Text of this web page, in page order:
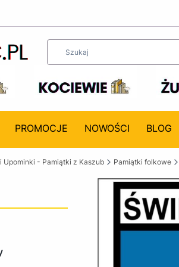
PROMOCJE NOWOŚCI BLOG
Upominki - Pamiątki z Kaszub Pamiątki folkowe